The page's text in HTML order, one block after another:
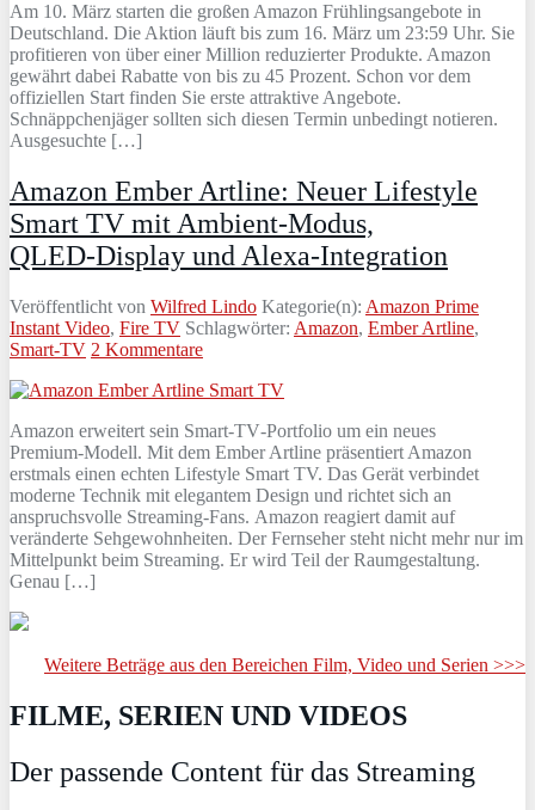
Am 10. März starten die großen Amazon Frühlingsangebote in
Deutschland. Die Aktion läuft bis zum 16. März um 23:59 Uhr. Sie
profitieren von über einer Million reduzierter Produkte. Amazon
gewährt dabei Rabatte von bis zu 45 Prozent. Schon vor dem
offiziellen Start finden Sie erste attraktive Angebote.
Schnäppchenjäger sollten sich diesen Termin unbedingt notieren.
Ausgesuchte […]
Amazon Ember Artline: Neuer Lifestyle
Smart TV mit Ambient‑Modus,
QLED‑Display und Alexa‑Integration
Veröffentlicht von Wilfred Lindo Kategorie(n): Amazon Prime
Instant Video, Fire TV Schlagwörter: Amazon, Ember Artline,
Smart-TV 2 Kommentare
Amazon erweitert sein Smart‑TV‑Portfolio um ein neues
Premium‑Modell. Mit dem Ember Artline präsentiert Amazon
erstmals einen echten Lifestyle Smart TV. Das Gerät verbindet
moderne Technik mit elegantem Design und richtet sich an
anspruchsvolle Streaming‑Fans. Amazon reagiert damit auf
veränderte Sehgewohnheiten. Der Fernseher steht nicht mehr nur im
Mittelpunkt beim Streaming. Er wird Teil der Raumgestaltung.
Genau […]
Weitere Beträge aus den Bereichen Film, Video und Serien >>>
FILME, SERIEN UND VIDEOS
Der passende Content für das Streaming